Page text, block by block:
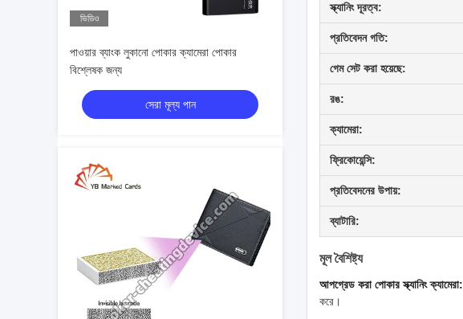
ভিডিও
পাওয়ার ব্যাংক লুকানো পোকার ক্যামেরা পোকার
বিশ্লেষক জন্য
সেরা মূল্য পান
স্ক্যানিং দূরত্ব:
প্রতিবেদন গতি:
গেম সেট করা হয়েছে:
রঙ:
ক্যামেরা:
ফ্রিকোয়েন্সি:
প্রতিবেদনের উপায়:
ব্যাটারি:
মূল বৈশিষ্ট্য
আপগ্রেড করা পোকার স্ক্যানিং ক্যামেরা:
করে।